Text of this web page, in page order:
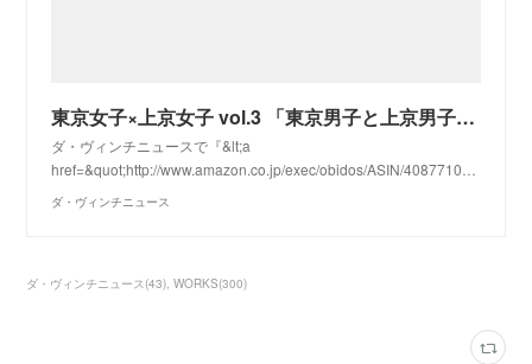
東京女子×上京女子 vol.3 「東京男子と上京男子、魅力的なのはどっち？」 | ダ・ヴィンチニュース
ダ・ヴィンチニュースで『&lt;a
href=&quot;http://www.amazon.co.jp/exec/obidos/ASIN/4087710…
ダ・ヴィンチニュース
ダ・ヴィンチニュース(43) WORKS(300)